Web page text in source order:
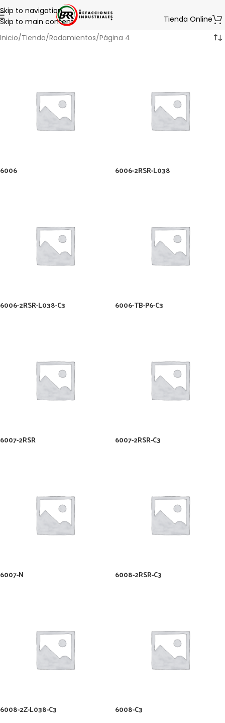
Skip to navigation
Skip to main content
Tienda Online
Inicio Tienda Rodamientos Página 4
6006 6006-2RSR-L038
6006-2RSR-L038-C3 6006-TB-P6-C3
6007-2RSR 6007-2RSR-C3
6007-N 6008-2RSR-C3
6008-2Z-L038-C3 6008-C3